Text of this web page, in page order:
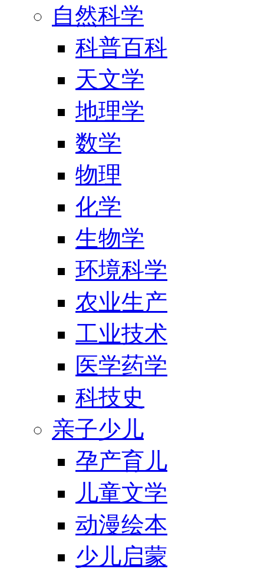
自然科学
科普百科
天文学
地理学
数学
物理
化学
生物学
环境科学
农业生产
工业技术
医学药学
科技史
亲子少儿
孕产育儿
儿童文学
动漫绘本
少儿启蒙